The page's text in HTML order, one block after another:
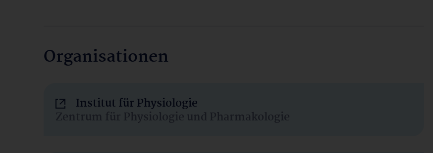
Organisationen
Institut für Physiologie
Zentrum für Physiologie und Pharmakologie